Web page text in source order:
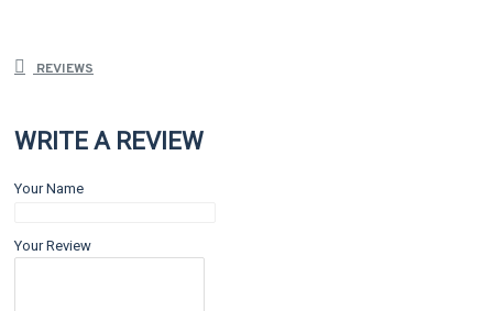
REVIEWS
WRITE A REVIEW
Your Name
Your Review